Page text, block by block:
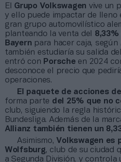
El Grupo Volkswagen vive un
y ello puede impactar de lleno
gran grupo automovilístico
planteando la venta del 8,33%
Bayern para hacer caja, según
también estudiaría su salida del
entró con Porsche en 2024
desconoce el precio que
operaciones.
El paquete de acciones
forma parte del 25% que no
club, siguiendo la regla
Bundesliga. Además de la
Allianz también tienen un
Asimismo, Volkswagen es
Wolfsburg, club de su ciudad
a Segunda División, y controla